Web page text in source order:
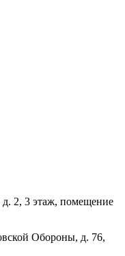
д. 2, 3 этаж, помещение
Обороны, д. 76,